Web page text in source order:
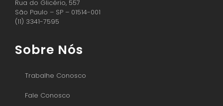
Rua do Glicério, 557
São Paulo – SP – 01514-001
(11) 3341-7595
Sobre Nós
Trabalhe Conosco
Fale Conosco